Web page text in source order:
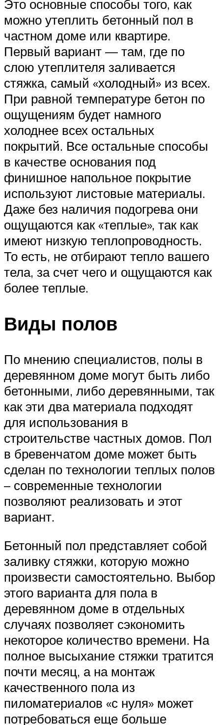
Это основные способы того, как
можно утеплить бетонный пол в
частном доме или квартире.
Первый вариант — там, где по
слою утеплителя заливается
стяжка, самый «холодный» из всех.
При равной температуре бетон по
ощущениям будет намного
холоднее всех остальных
покрытий. Все остальные способы
в качестве основания под
финишное напольное покрытие
используют листовые материалы.
Даже без наличия подогрева они
ощущаются как «теплые», так как
имеют низкую теплопроводность.
То есть, не отбирают тепло вашего
тела, за счет чего и ощущаются как
более теплые.
Виды полов
По мнению специалистов, полы в
деревянном доме могут быть либо
бетонными, либо деревянными, так
как эти два материала подходят
для использования в
строительстве частных домов. Пол
в бревенчатом доме может быть
сделан по технологии теплых полов
– современные технологии
позволяют реализовать и этот
вариант.
Бетонный пол представляет собой
заливку стяжки, которую можно
произвести самостоятельно. Выбор
этого варианта для пола в
деревянном доме в отдельных
случаях позволяет сэкономить
некоторое количество времени. На
полное высыхание стяжки тратится
почти месяц, а на монтаж
качественного пола из
пиломатериалов «с нуля» может
потребоваться еще больше